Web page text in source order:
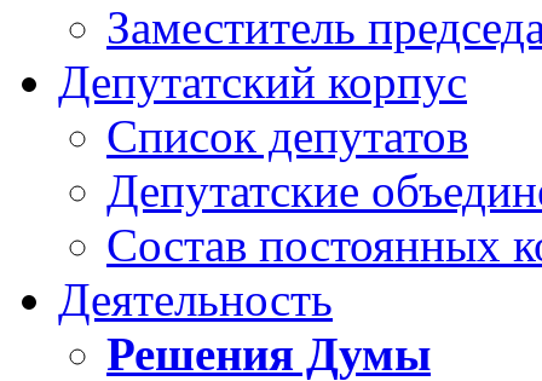
Заместитель
Депутатский корпус
Список депутатов
Депутатские
Состав постоянных
Деятельность
Решения Думы